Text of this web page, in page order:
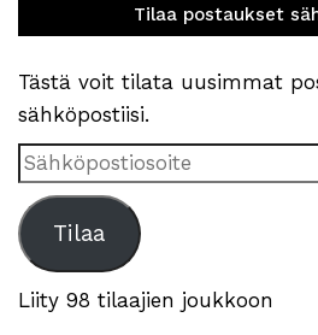
Tilaa postaukset
Tästä voit tilata uusimmat
sähköpostiisi.
Sähköpostiosoite
Tilaa
Liity 98 tilaajien joukkoon